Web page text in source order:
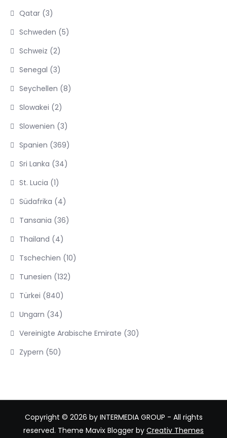
Qatar (3)
Schweden (5)
Schweiz (2)
Senegal (3)
Seychellen (8)
Slowakei (2)
Slowenien (3)
Spanien (369)
Sri Lanka (34)
St. Lucia (1)
Südafrika (4)
Tansania (36)
Thailand (4)
Tschechien (10)
Tunesien (132)
Türkei (840)
Ungarn (34)
Vereinigte Arabische Emirate (30)
Zypern (50)
Copyright © 2026 by INTERMEDIA GROUP - All rights
reserved. Theme Mavix Blogger by Creativ Themes